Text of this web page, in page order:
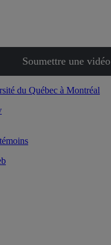
Soumettre une vidéo
du Québec à Montréal